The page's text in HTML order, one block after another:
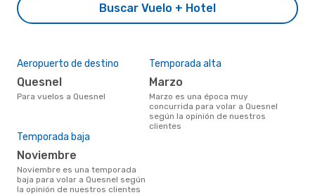
Buscar Vuelo + Hotel
Aeropuerto de destino
Quesnel
Para vuelos a Quesnel
Temporada alta
marzo
marzo es una época muy
concurrida para volar a Quesnel
según la opinión de nuestros
clientes
Temporada baja
noviembre
noviembre es una temporada
baja para volar a Quesnel según
la opinión de nuestros clientes